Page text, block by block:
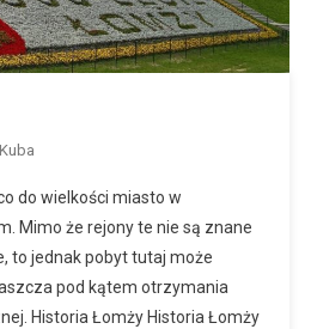
Kuba
do wielkości miasto w
Mimo że rejony te nie są znane
to jednak pobyt tutaj może
pod kątem otrzymania
Historia Łomży Historia Łomży